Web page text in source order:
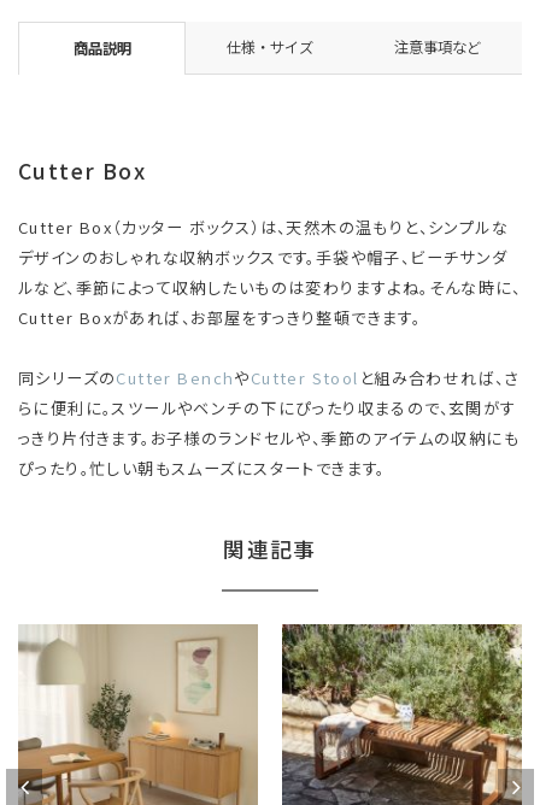
商品説明 仕様・サイズ 注意事項など
Cutter Box
Cutter Box（カッター ボックス）は、天然木の温もりと、シンプルな
デザインのおしゃれな収納ボックスです。手袋や帽子、ビーチサンダ
ルなど、季節によって収納したいものは変わりますよね。そんな時に、
Cutter Boxがあれば、お部屋をすっきり整頓できます。
同シリーズのCutter BenchやCutter Stool と組み合わせれば、さ
らに便利に。スツールやベンチの下にぴったり収まるので、玄関がす
っきり片付きます。お子様のランドセルや、季節のアイテムの収納にも
ぴったり。忙しい朝もスムーズにスタートできます。
関連記事